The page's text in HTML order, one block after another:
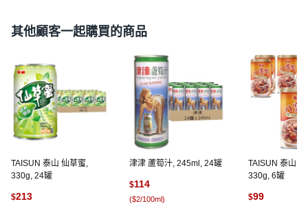
其他顧客一起購買的商品
TAISUN 泰山 仙草蜜,
330g, 24罐
$213
津津 蘆筍汁, 245ml, 24罐
$114
($2/100ml)
TAISUN 泰山
330g, 6罐
$99